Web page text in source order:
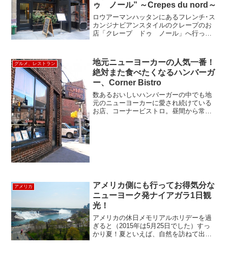
ゥ ノール” ～Crepes du nord～
ロウアーマンハッタンにあるフレンチ･ス
カンジナビアンスタイルのクレープのお
店「クレープ ドゥ ノール」へ行って
レストランはバッテリーパーク、ウォー
ルストリー...
グルメ、レストラン
地元ニューヨーカーの人気一番！
絶対また食べたくなるハンバーガ
ー、Corner Bistro
数あるおいしいハンバーガーの中でも地
元のニューヨーカーに愛され続けている
お店、コーナービストロ。昼間から常連
アメリカ
アメリカ側にも行ってお得気分な
ニューヨーク発ナイアガラ1日観
光！
アメリカの休日メモリアルホリデーを過
ぎると（2015年は5月25日でした）すっ
かり夏！夏といえば、自然を訪ねて出か